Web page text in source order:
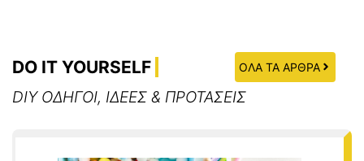
DO IT YOURSELF ΟΛΑ ΤΑ ΑΡΘΡΑ
DIY ΟΔΗΓΟΙ, ΙΔΕΕΣ & ΠΡΟΤΑΣΕΙΣ